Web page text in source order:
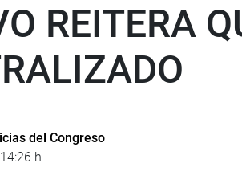
REITERA
del Congreso
h